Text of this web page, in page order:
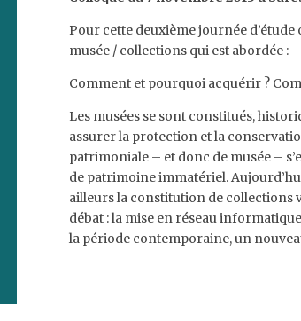
Pour cette deuxième journée
musée / collections qui est abordée :
Comment et pourquoi acquérir ?
Les musées se sont constitués,
assurer la protection et la
patrimoniale – et donc de musée –
de patrimoine immatériel.
ailleurs la constitution de collections
débat : la mise en réseau
la période contemporaine, un